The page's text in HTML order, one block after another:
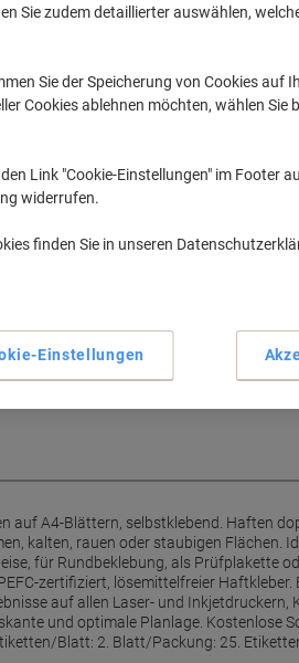
Zu einer Liste
auf A4-Blättern, selbstklebend. Haften
kalten, rauen oder staubigen Flächen.
für Rundbeklebung, als Prüfplakette
zertifiziert, lösemittelfreier
auf allen Laser- und Inkjetdruckern,
und optimale Planlage. Kostenlose
Blatt: 2. Blatt/Packung: 25.
Sie zudem detaillierter auswählen,
Sie der Speicherung von Cookies auf
Cookies ablehnen möchten, wählen Sie
Link "Cookie-Einstellungen" im Footer
widerrufen.
finden Sie in unseren
Einstellungen